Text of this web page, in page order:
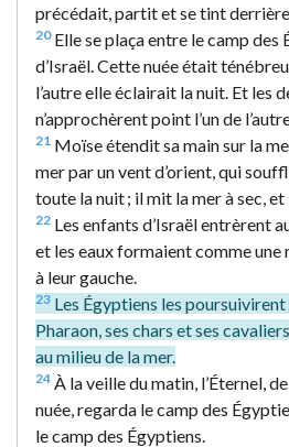
précédait, partit et se tint derrière
20Elle se plaça entre le camp des
d’Israël. Cette nuée était
l’autre elle éclairait la nuit. Et les
n’approchèrent point l’un de
21 Moïse étendit sa main sur la
mer par un vent d’orient, qui
toute la nuit ; il mit la mer à sec, et
22 Les enfants d’Israël entrèrent
et les eaux formaient comme
à leur gauche.
23 Les Égyptiens les
Pharaon, ses chars et ses
au milieu de la mer.
24 À la veille du matin, l’Éternel,
nuée, regarda le camp des
le camp des Égyptiens.